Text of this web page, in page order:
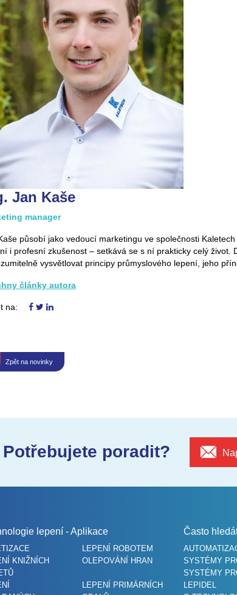
Jan Kaše
manager
působí jako vedoucí marketingu ve společnosti
i profesní zkušenost – setkává se s ní prakticky celý
vysvětlovat principy průmyslového lepení, jeho
články autora
na:
Zpět na novinky
Potřebujete poradit?
lepení - Aplikace
LEPENÍ ROBOTEM
KNIŽNÍCH
OLEPOVÁNÍ HRAN
LEPENÍ PRIMÁRNÍCH
Často
SYSTÉMY
SYSTÉMY
LEPIDEL